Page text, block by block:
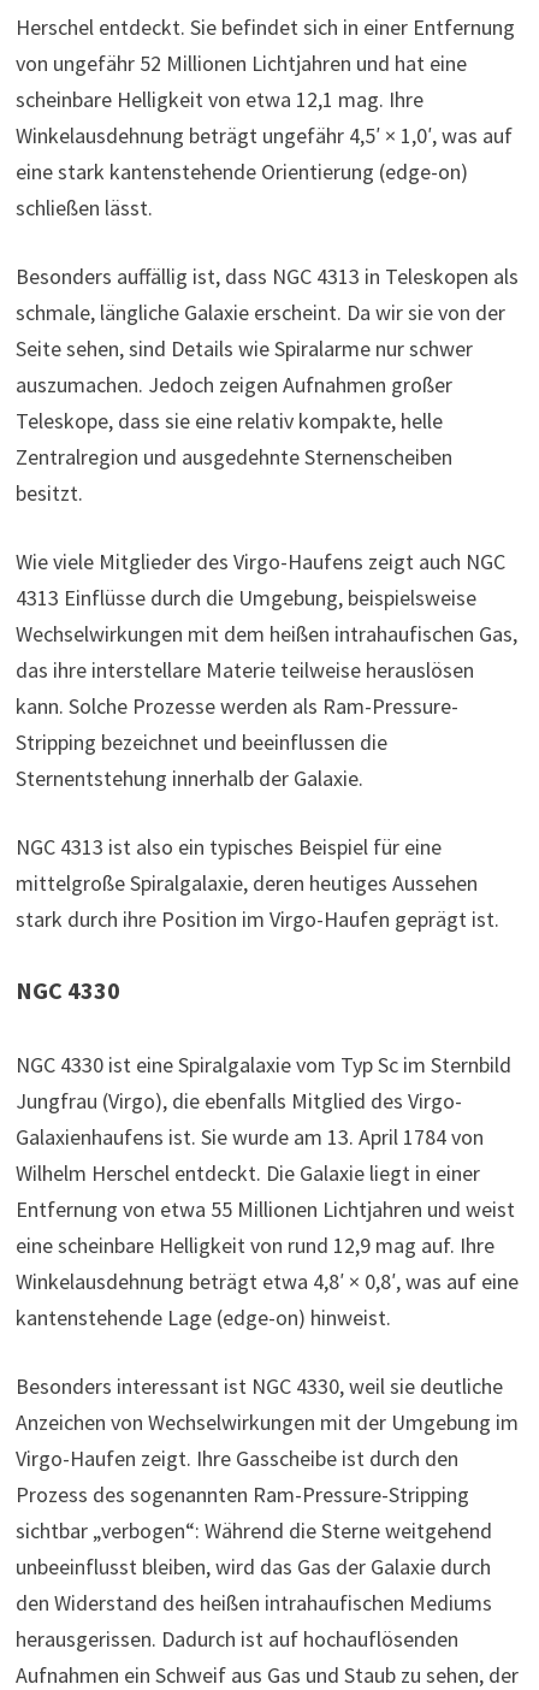
Herschel entdeckt. Sie befindet sich in einer Entfernung
von ungefähr 52 Millionen Lichtjahren und hat eine
scheinbare Helligkeit von etwa 12,1 mag. Ihre
Winkelausdehnung beträgt ungefähr 4,5′ × 1,0′, was auf
eine stark kantenstehende Orientierung (edge-on)
schließen lässt.
Besonders auffällig ist, dass NGC 4313 in Teleskopen als
schmale, längliche Galaxie erscheint. Da wir sie von der
Seite sehen, sind Details wie Spiralarme nur schwer
auszumachen. Jedoch zeigen Aufnahmen großer
Teleskope, dass sie eine relativ kompakte, helle
Zentralregion und ausgedehnte Sternenscheiben
besitzt.
Wie viele Mitglieder des Virgo-Haufens zeigt auch NGC
4313 Einflüsse durch die Umgebung, beispielsweise
Wechselwirkungen mit dem heißen intrahaufischen Gas,
das ihre interstellare Materie teilweise herauslösen
kann. Solche Prozesse werden als Ram-Pressure-
Stripping bezeichnet und beeinflussen die
Sternentstehung innerhalb der Galaxie.
NGC 4313 ist also ein typisches Beispiel für eine
mittelgroße Spiralgalaxie, deren heutiges Aussehen
stark durch ihre Position im Virgo-Haufen geprägt ist.
NGC 4330
NGC 4330 ist eine Spiralgalaxie vom Typ Sc im Sternbild
Jungfrau (Virgo), die ebenfalls Mitglied des Virgo-
Galaxienhaufens ist. Sie wurde am 13. April 1784 von
Wilhelm Herschel entdeckt. Die Galaxie liegt in einer
Entfernung von etwa 55 Millionen Lichtjahren und weist
eine scheinbare Helligkeit von rund 12,9 mag auf. Ihre
Winkelausdehnung beträgt etwa 4,8′ × 0,8′, was auf eine
kantenstehende Lage (edge-on) hinweist.
Besonders interessant ist NGC 4330, weil sie deutliche
Anzeichen von Wechselwirkungen mit der Umgebung im
Virgo-Haufen zeigt. Ihre Gasscheibe ist durch den
Prozess des sogenannten Ram-Pressure-Stripping
sichtbar „verbogen“: Während die Sterne weitgehend
unbeeinflusst bleiben, wird das Gas der Galaxie durch
den Widerstand des heißen intrahaufischen Mediums
herausgerissen. Dadurch ist auf hochauflösenden
Aufnahmen ein Schweif aus Gas und Staub zu sehen, der